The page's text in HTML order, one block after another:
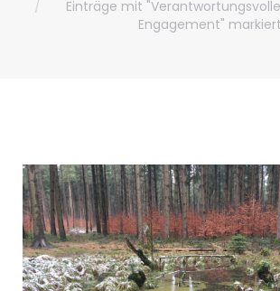
Einträge mit
Engagement"